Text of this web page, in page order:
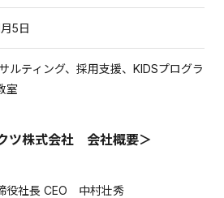
5日
ルティング、採用支援、KIDSプログラ
室
ツ株式会社 会社概要＞
役社長 CEO 中村壮秀